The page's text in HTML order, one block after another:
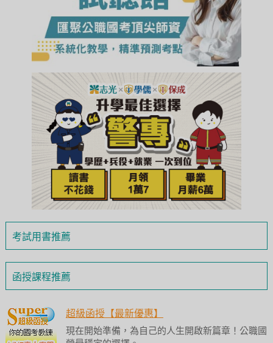
考試用書推薦
函授課程推薦
超級函授【最新優惠】
現在開始準備，為自己的人生開啟新篇章！公職國